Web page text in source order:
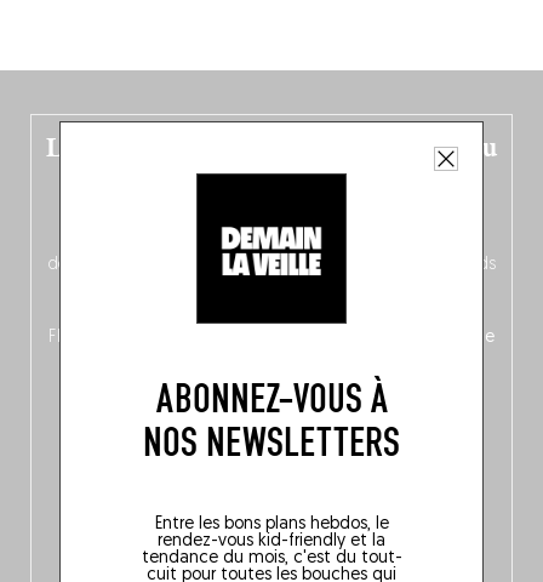
ABONNEZ-VOUS À
NOS NEWSLETTERS
Entre les bons plans hebdos, le
rendez-vous kid-friendly et la
tendance du mois, c'est du tout-
cuit pour toutes les bouches qui
Le nouveau guide Belgique est sorti du
four !
néerlandais côté face – à moins que ne soit l’inverse ?),
découvrez
une partie mag « Nord-Zuid »
qui met les pieds
Flandre, à Bruxelles et en Wallonie, ainsi qu’
un palmarès de